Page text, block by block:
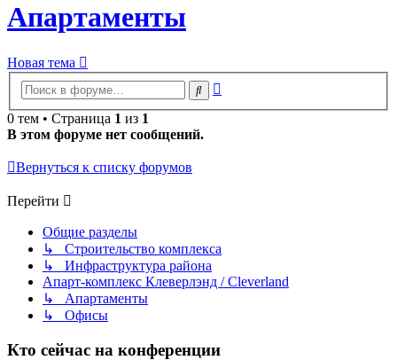
Апартаменты
Новая тема
Поиск
0 тем • Страница 1 из 1
В этом форуме нет сообщений.
Вернуться к списку форумов
Перейти
Общие разделы
↳ Строительство комплекса
↳ Инфраструктура района
Апарт-комплекс Клеверлэнд / Cleverland
↳ Апартаменты
↳ Офисы
Кто сейчас на конференции